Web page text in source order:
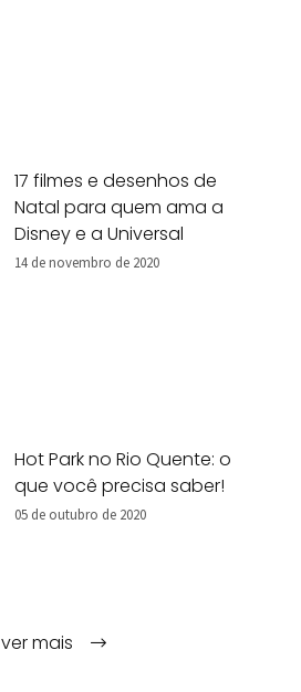
17 filmes e desenhos de
Natal para quem ama a
Disney e a Universal
14 de novembro de 2020
Hot Park no Rio Quente: o
que você precisa saber!
05 de outubro de 2020
ver mais